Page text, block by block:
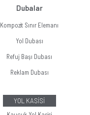
Dubalar
Kompozit Sınır Elemanı
Yol Dubası
Refuj Başı Dubası
Reklam Dubası
YOL KASİSİ